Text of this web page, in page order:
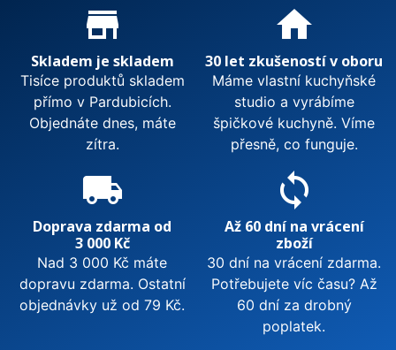
Proč nakupovat u nás?
store_mall_directory
Skladem je skladem
Tisíce produktů skladem
přímo v Pardubicích.
Objednáte dnes, máte
zítra.
home
30 let zkušeností v oboru
Máme vlastní kuchyňské
studio a vyrábíme
špičkové kuchyně. Víme
přesně, co funguje.
local_shipping
Doprava zdarma od
3 000 Kč
Nad 3 000 Kč máte
dopravu zdarma. Ostatní
objednávky už od 79 Kč.
sync
Až 60 dní na vrácení
zboží
30 dní na vrácení zdarma.
Potřebujete víc času? Až
60 dní za drobný
poplatek.